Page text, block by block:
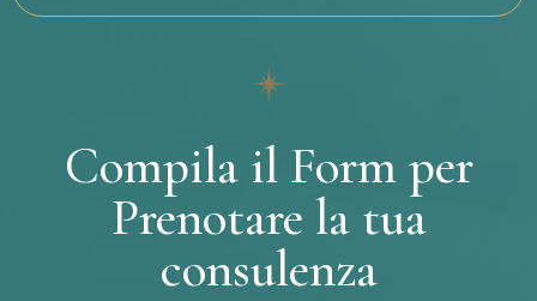
Compila il Form per
Prenotare la tua
consulenza